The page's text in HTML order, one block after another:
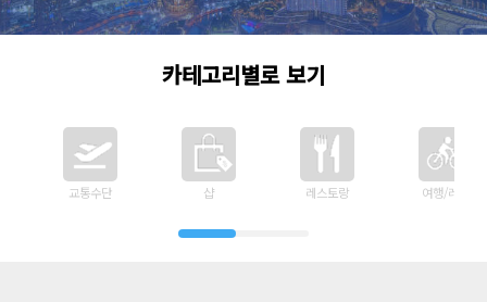
카테고리별로 보기
교통수단 샵 레스토랑 여행/레저